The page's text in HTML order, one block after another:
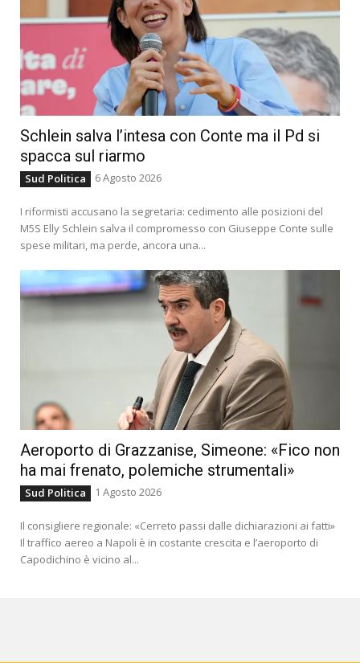
Schlein salva l’intesa con Conte ma il Pd si
spacca sul riarmo
Sud Politica 6 Agosto 2026
I riformisti accusano la segretaria: cedimento alle posizioni del
M5S Elly Schlein salva il compromesso con Giuseppe Conte sulle
spese militari, ma perde, ancora una...
Aeroporto di Grazzanise, Simeone: «Fico non
ha mai frenato, polemiche strumentali»
Sud Politica 1 Agosto 2026
Il consigliere regionale: «Cerreto passi dalle dichiarazioni ai fatti»
Il traffico aereo a Napoli è in costante crescita e l’aeroporto di
Capodichino è vicino al...